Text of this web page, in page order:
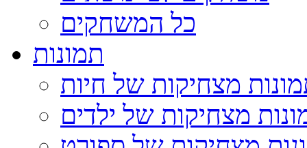
כל המשחקים
תמונות
מצחיקות של חיות
מצחיקות של ילדים